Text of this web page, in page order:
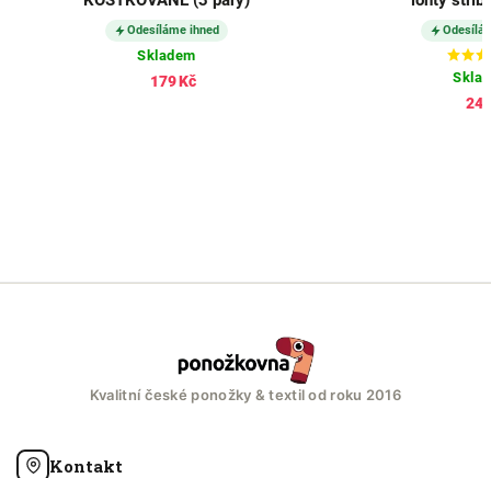
Odesíláme ihned
Skladem
179 Kč
Kvalitní české ponožky & textil od roku 2016
Kontakt